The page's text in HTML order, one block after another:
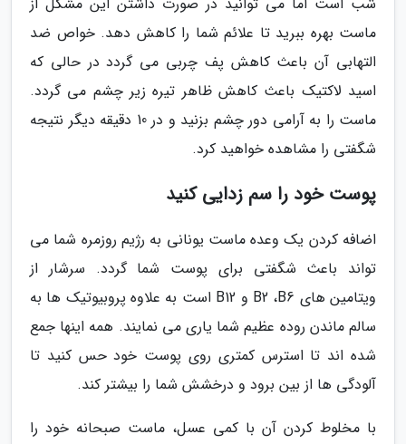
ماست بهره ببرید تا علائم شما را کاهش دهد. خواص ضد
التهابی آن باعث کاهش پف چربی می گردد در حالی که
اسید لاکتیک باعث کاهش ظاهر تیره زیر چشم می گردد.
ماست را به آرامی دور چشم بزنید و در 10 دقیقه دیگر نتیجه
شگفتی را مشاهده خواهید کرد.
پوست خود را سم زدایی کنید
اضافه کردن یک وعده ماست یونانی به رژیم روزمره شما می
تواند باعث شگفتی برای پوست شما گردد. سرشار از
ویتامین های B2 ،B6 و B12 است به علاوه پروبیوتیک ها به
سالم ماندن روده عظیم شما یاری می نمایند. همه اینها جمع
شده اند تا استرس کمتری روی پوست خود حس کنید تا
آلودگی ها از بین برود و درخشش شما را بیشتر کند.
با مخلوط کردن آن با کمی عسل، ماست صبحانه خود را